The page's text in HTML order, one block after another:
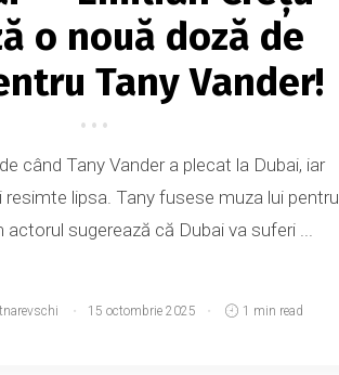
o nouă doză de
Tany Vander!
când Tany Vander a plecat la Dubai, iar
resimte lipsa. Tany fusese muza lui pentru
actorul sugerează că Dubai va suferi ...
15 octombrie 2025 1 min read